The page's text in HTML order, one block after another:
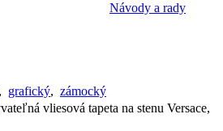
Návody a rady
, grafický, zámocký
vliesová tapeta na stenu Versace,